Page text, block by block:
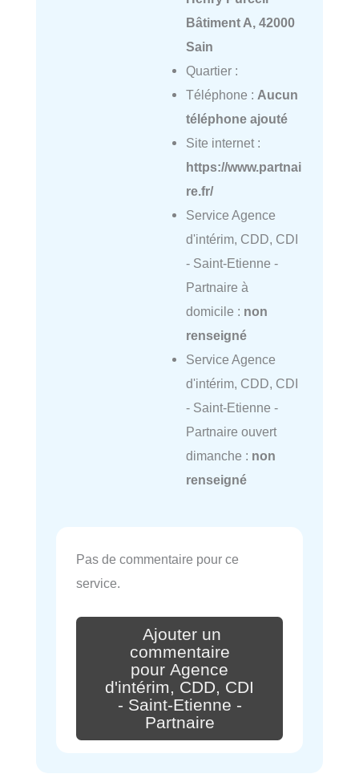
Bâtiment A, 42000
Sain
Quartier :
Téléphone : Aucun
téléphone ajouté
Site internet :
https://www.partnai
re.fr/
Service Agence
d'intérim, CDD, CDI
- Saint-Etienne -
Partnaire à
domicile : non
renseigné
Service Agence
d'intérim, CDD, CDI
- Saint-Etienne -
Partnaire ouvert
dimanche : non
renseigné
Pas de commentaire pour ce
service.
Ajouter un
commentaire
pour Agence
d'intérim, CDD, CDI
- Saint-Etienne -
Partnaire